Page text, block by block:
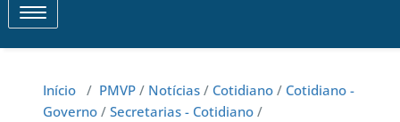
Toggle navigation
Início / PMVP / Notícias / Cotidiano / Cotidiano -
Governo / Secretarias - Cotidiano /